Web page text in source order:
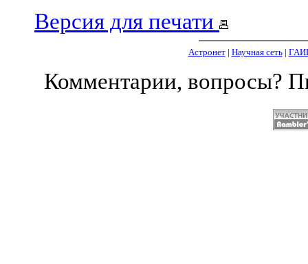
Версия для печати
Астронет| Научная сеть|
Комментарии, вопросы?